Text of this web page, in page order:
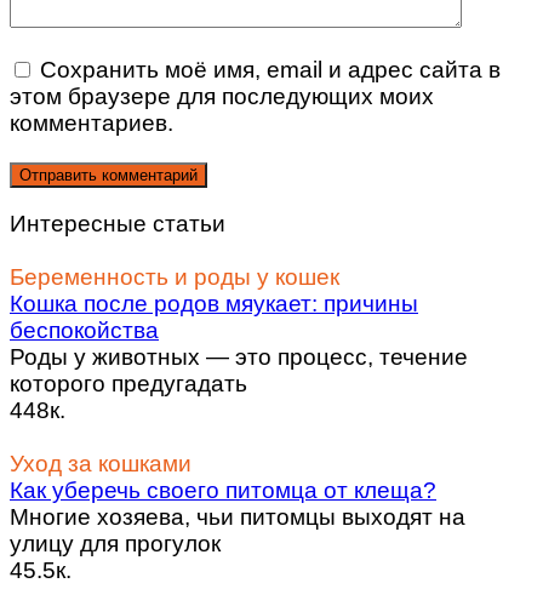
Сохранить моё имя, email и адрес сайта в
этом браузере для последующих моих
комментариев.
Интересные статьи
Беременность и роды у кошек
Кошка после родов мяукает: причины
беспокойства
Роды у животных — это процесс, течение
которого предугадать
448к.
Уход за кошками
Как уберечь своего питомца от клеща?
Многие хозяева, чьи питомцы выходят на
улицу для прогулок
45.5к.